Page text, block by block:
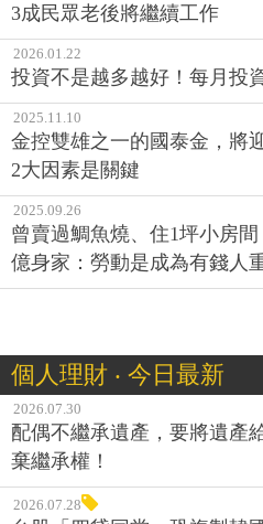
3成民眾老後將繼續工作
2026.01.22
投資不是越多越好！每月投
2025.11.10
金控雙雄之一的國泰金，將
2大因素是關鍵
2025.09.26
曾賣過鯛魚燒、住1坪小房
億身家：勞動是成為有錢人
個人理財 ‧ 今日最新
2026.07.30
配偶不繼承遺產，要將遺產
棄繼承權！
2026.07.28